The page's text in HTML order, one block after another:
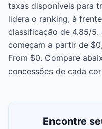
taxas disponíveis para
lidera o ranking, à
classificação de 4.85/
começam a partir de
From $0. Compare
concessões de cada
Encontre